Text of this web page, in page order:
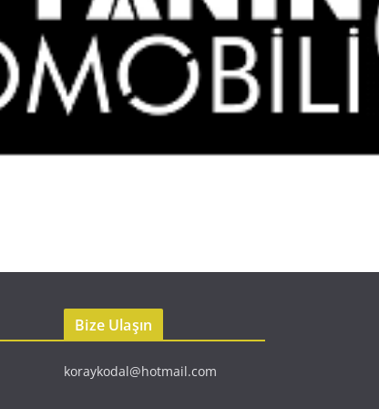
Bize Ulaşın
koraykodal@hotmail.com